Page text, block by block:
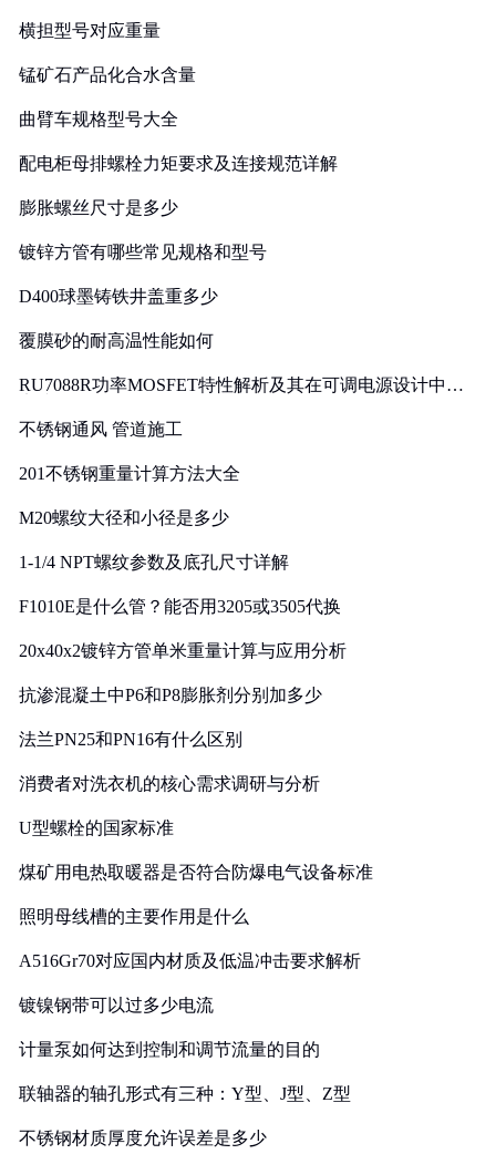
横担型号对应重量
锰矿石产品化合水含量
曲臂车规格型号大全
配电柜母排螺栓力矩要求及连接规范详解
膨胀螺丝尺寸是多少
镀锌方管有哪些常见规格和型号
D400球墨铸铁井盖重多少
覆膜砂的耐高温性能如何
RU7088R功率MOSFET特性解析及其在可调电源设计中的
不锈钢通风 管道施工
201不锈钢重量计算方法大全
M20螺纹大径和小径是多少
1-1/4 NPT螺纹参数及底孔尺寸详解
F1010E是什么管？能否用3205或3505代换
20x40x2镀锌方管单米重量计算与应用分析
抗渗混凝土中P6和P8膨胀剂分别加多少
法兰PN25和PN16有什么区别
消费者对洗衣机的核心需求调研与分析
U型螺栓的国家标准
煤矿用电热取暖器是否符合防爆电气设备标准
照明母线槽的主要作用是什么
A516Gr70对应国内材质及低温冲击要求解析
镀镍钢带可以过多少电流
计量泵如何达到控制和调节流量的目的
联轴器的轴孔形式有三种：Y型、J型、Z型
不锈钢材质厚度允许误差是多少